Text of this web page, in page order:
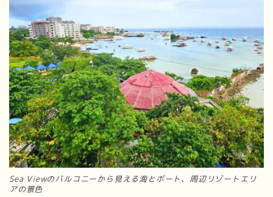
Sea Viewのバルコニーから見える海とボート、周辺リゾートエリ
アの景色